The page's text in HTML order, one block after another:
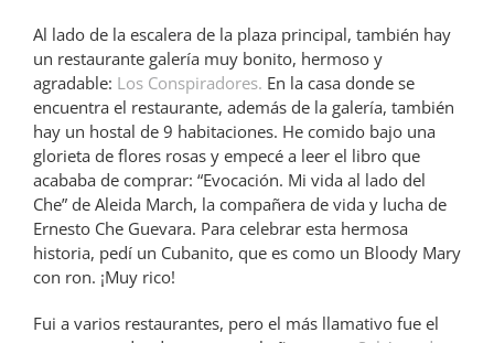
Al lado de la escalera de la plaza principal, también hay
un restaurante galería muy bonito, hermoso y
agradable: Los Conspiradores. En la casa donde se
encuentra el restaurante, además de la galería, también
hay un hostal de 9 habitaciones. He comido bajo una
glorieta de flores rosas y empecé a leer el libro que
acababa de comprar: “Evocación. Mi vida al lado del
Che” de Aleida March, la compañera de vida y lucha de
Ernesto Che Guevara. Para celebrar esta hermosa
historia, pedí un Cubanito, que es como un Bloody Mary
con ron. ¡Muy rico!
Fui a varios restaurantes, pero el más llamativo fue el